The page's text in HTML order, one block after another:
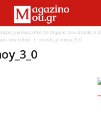
εικόνες από το σημείο που έπεσε ο
τον είδαν
ptosh_atomoy_3_0